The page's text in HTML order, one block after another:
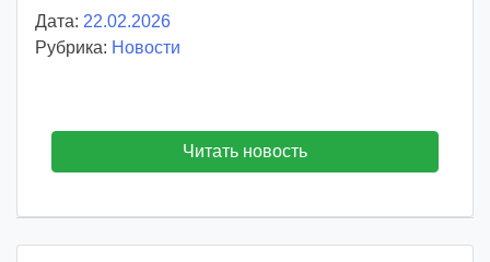
Дата: 22.02.2026
в
v
Рубрика: Новости
Читать новость